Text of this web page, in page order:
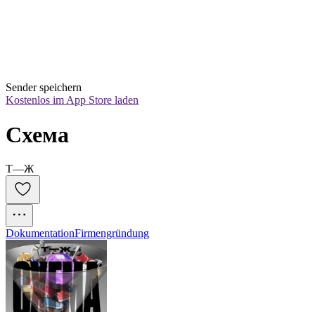
Sender speichern
Kostenlos im App Store laden
Схема
Т—Ж
DokumentationFirmengründung